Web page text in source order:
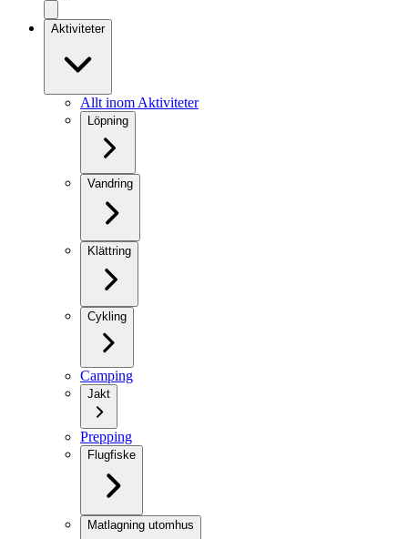
Aktiviteter
Allt inom Aktiviteter
Löpning
Vandring
Klättring
Cykling
Camping
Jakt
Prepping
Flugfiske
Matlagning utomhus